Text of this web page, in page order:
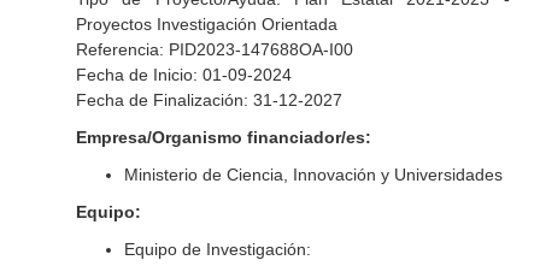
Proyectos Investigación Orientada
Referencia: PID2023-147688OA-I00
Fecha de Inicio: 01-09-2024
Fecha de Finalización: 31-12-2027
Empresa/Organismo financiador/es:
Ministerio de Ciencia, Innovación y Universidades
Equipo:
Equipo de Investigación: